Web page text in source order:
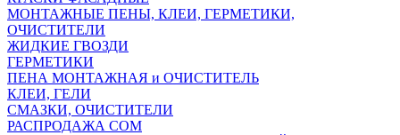
МОНТАЖНЫЕ ПЕНЫ, КЛЕИ, ГЕРМЕТИКИ,
ОЧИСТИТЕЛИ
ЖИДКИЕ ГВОЗДИ
ГЕРМЕТИКИ
ПЕНА МОНТАЖНАЯ и ОЧИСТИТЕЛЬ
КЛЕИ, ГЕЛИ
СМАЗКИ, ОЧИСТИТЕЛИ
РАСПРОДАЖА СОМ